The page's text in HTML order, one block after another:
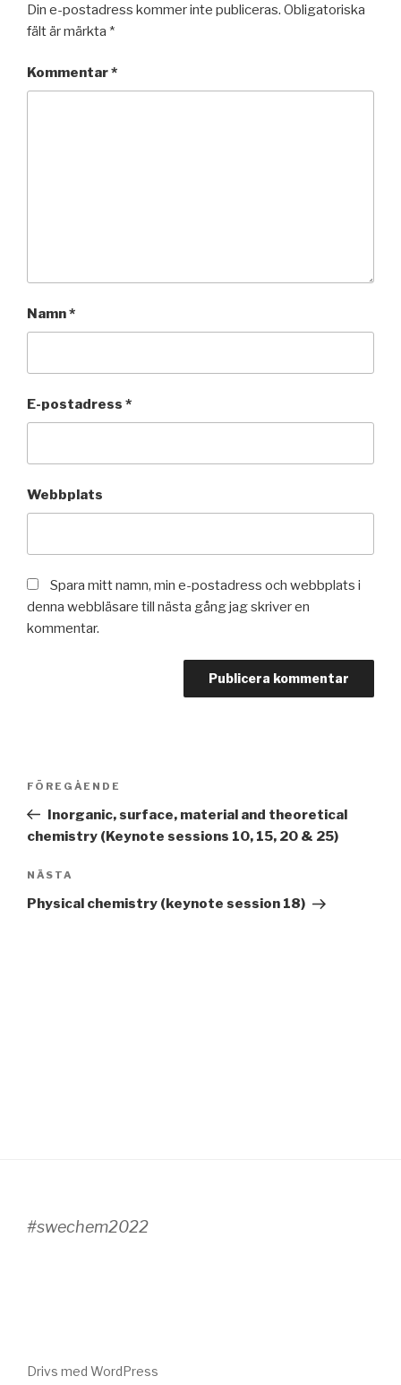
Din e-postadress kommer inte publiceras. Obligatoriska
fält är märkta *
Kommentar*
Namn*
E-postadress *
Webbplats
Spara mitt namn, min e-postadress och webbplats i
denna webbläsare till nästa gång jag skriver en
kommentar.
Inläggsnavigering
Föregående
inlägg
FÖREGÅENDE
Inorganic, surface, material and theoretical
chemistry (Keynote sessions 10, 15, 20 & 25)
Nästa
inlägg
NÄSTA
Physical chemistry (keynote session 18)
#swechem2022
Drivs med WordPress